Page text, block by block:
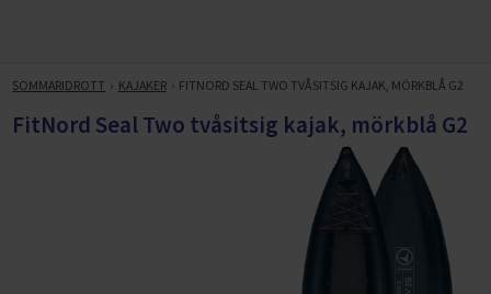
ELCYKLARNAS SOMMARFÖRSÄLJNING
KAJAKER OCH SUP-BRÄDOR
SOMMARREA PÅ TRÄNING OCH STYRKETRÄNING
HÄLSA & VÄLMÅENDE – SÄSONGSRENSNING
Paketerbjudanden
KOSTTILLSKOTT
SOMMARIDROTT KAJAKER FITNORD SEAL TWO TVÅSITSIG KAJAK, MÖRKBLÅ G2
FitNord Seal Two tvåsitsig kajak, mörkblå G2